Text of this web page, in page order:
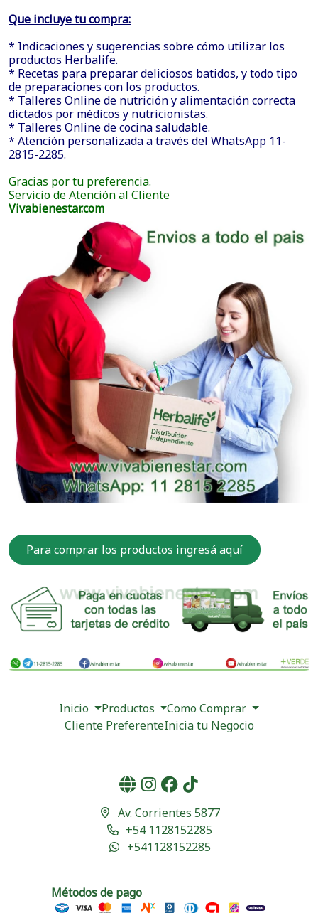
Que incluye tu compra:
* Indicaciones y sugerencias sobre cómo utilizar los
productos Herbalife.
* Recetas para preparar deliciosos batidos, y todo tipo
de preparaciones con los productos.
* Talleres Online de nutrición y alimentación correcta
dictados por médicos y nutricionistas.
* Talleres Online de cocina saludable.
* Atención personalizada a través del WhatsApp 11-
2815-2285.
Gracias por tu preferencia.
Servicio de Atención al Cliente
Vivabienestar.com
Para comprar los productos ingresá aquí
Inicio Productos
Como Comprar
Cliente PreferenteInicia tu Negocio
Av. Corrientes 5877
+54 1128152285
+541128152285
Métodos de pago